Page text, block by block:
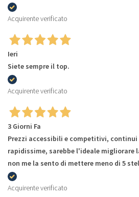
Acquirente verificato
Ieri
Siete sempre il top.
Acquirente verificato
3 Giorni Fa
Prezzi accessibili e competitivi,
rapidissime, sarebbe l'ideale migliorare
non me la sento di mettere meno di 5
Acquirente verificato